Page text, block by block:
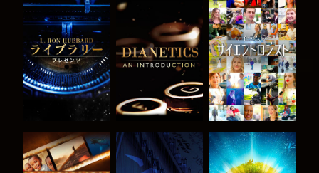
シリーズを探求 シリーズを探求 観る